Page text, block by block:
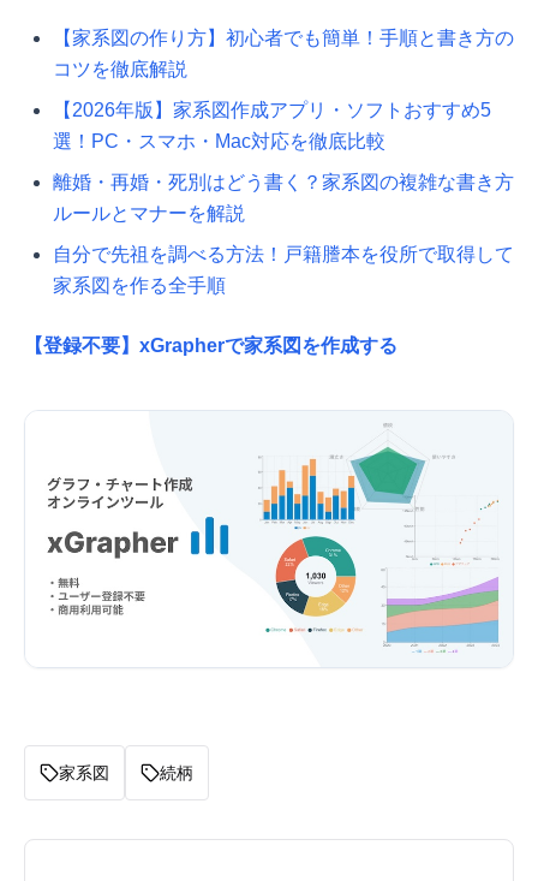
【家系図の作り方】初心者でも簡単！手順と書き方の
コツを徹底解説
【2026年版】家系図作成アプリ・ソフトおすすめ5
選！PC・スマホ・Mac対応を徹底比較
離婚・再婚・死別はどう書く？家系図の複雑な書き方
ルールとマナーを解説
自分で先祖を調べる方法！戸籍謄本を役所で取得して
家系図を作る全手順
【登録不要】xGrapherで家系図を作成する
家系図 続柄